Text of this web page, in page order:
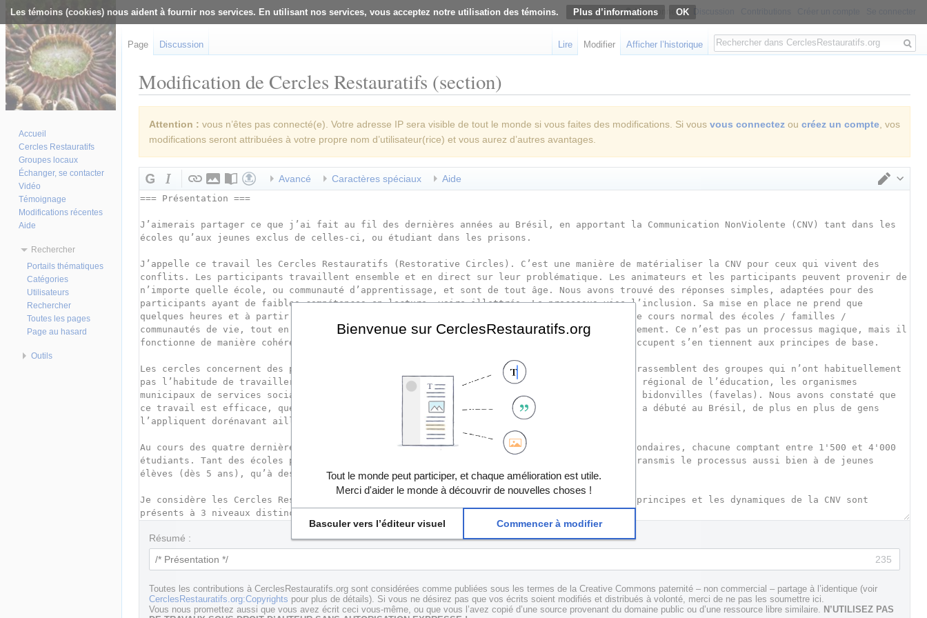
Les témoins (cookies) nous aident à fournir nos services. En utilisant nos services, vous acceptez notre utilisation des témoins. Plus d’informations
Modification de Cercles Restauratifs (section)
Attention : vous n’êtes pas connecté(e). Votre adresse IP sera visible de tout le monde si vous faites des modifications. Si vous vous connectez ou créez un compte, vos
modifications seront attribuées à votre propre nom d’utilisateur(rice) et vous aurez d’autres avantages.
Avancé Caractères spéciaux Aide
Résumé :
235
Toutes les contributions à CerclesRestauratifs.org sont considérées comme publiées sous les termes de la Creative Commons paternité – non commercial – partage à l’identique (voir
CerclesRestauratifs.org:Copyrights pour plus de détails). Si vous ne désirez pas que vos écrits soient modifiés et distribués à volonté, merci de ne pas les soumettre ici.
Vous nous promettez aussi que vous avez écrit ceci vous-même, ou que vous l’avez copié d’une source provenant du domaine public ou d’une ressource libre similaire. N’UTILISEZ PAS
Non connecté
Page Discussion Lire Modifier Afficher l’historique
Rechercher
Accueil
Cercles Restauratifs
Groupes locaux
Échanger, se contacter
Vidéo
Témoignage
Modifications récentes
Aide
Rechercher
Portails thématiques
Catégories
Utilisateurs
Rechercher
Toutes les pages
Page au hasard
Outils
Bienvenue sur CerclesRestauratifs.org
Tout le monde peut participer, et chaque amélioration est utile.
Merci d'aider le monde à découvrir de nouvelles choses !
Basculer vers l’éditeur visuel Commencer à modifier